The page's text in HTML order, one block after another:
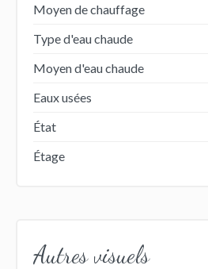
Moyen de chauffage
Type d'eau chaude
Moyen d'eau chaude
Eaux usées
État
Étage
Autres visuels